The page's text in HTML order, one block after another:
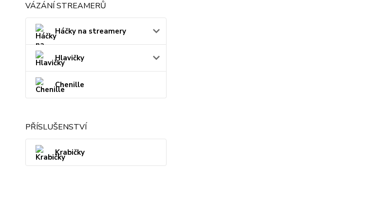
VÁZÁNÍ STREAMERŮ
Háčky na streamery
Hlavičky
Chenille
PŘÍSLUŠENSTVÍ
Krabičky